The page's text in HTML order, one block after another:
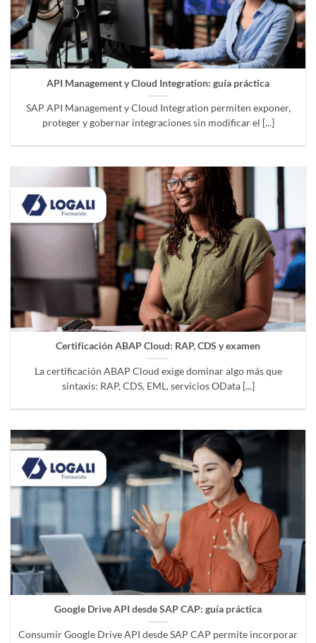
API Management y Cloud Integration: guía práctica
SAP API Management y Cloud Integration permiten exponer,
proteger y gobernar integraciones sin modificar el [...]
Certificación ABAP Cloud: RAP, CDS y examen
La certificación ABAP Cloud exige dominar algo más que
sintaxis: RAP, CDS, EML, servicios OData [...]
Google Drive API desde SAP CAP: guía práctica
Consumir Google Drive API desde SAP CAP permite incorporar